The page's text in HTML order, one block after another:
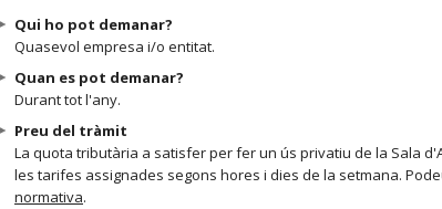
Qui ho pot demanar?
Quasevol empresa i/o entitat.
Quan es pot demanar?
Durant tot l'any.
Preu del tràmit
La quota tributària a satisfer per fer un ús privatiu de la Sala
les tarifes assignades segons hores i dies de la setmana.
normativa.